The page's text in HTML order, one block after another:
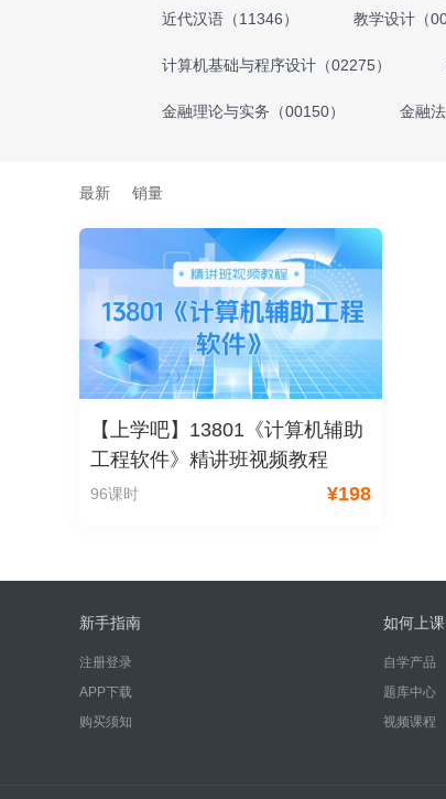
近代汉语（11346） 教学设计（
计算机基础与程序设计（02275）
金融理论与实务（00150） 金融
最新 销量
【上学吧】13801《计算机辅助
工程软件》精讲班视频教程
96课时 ¥198
新手指南
注册登录
APP下载
购买须知
如何上课
自学产品
题库中心
视频课程